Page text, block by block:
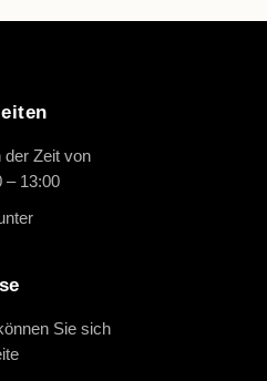
der Zeit von
– 13:00
Sie sich